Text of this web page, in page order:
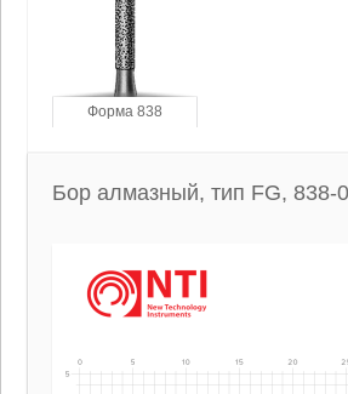
Форма 838
Бор алмазный, тип FG, 838-